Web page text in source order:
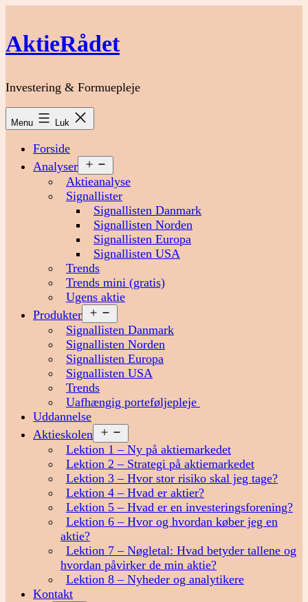
indhold
AktieRådet
Investering & Formuepleje
Menu Luk
Forside
Analyser
menu
Aktieanalyse
Signallister
Signallisten Danmark
Signallisten Norden
Signallisten Europa
Signallisten USA
Trends
Trends mini (gratis)
Ugens aktie
Produkter
menu
Signallisten Danmark
Signallisten Norden
Signallisten Europa
Signallisten USA
Trends
Uafhængig porteføljepleje
Uddannelse
Aktieskolen
menu
Lektion 1 – Ny på aktiemarkedet
Lektion 2 – Strategi på aktiemarkedet
Lektion 3 – Hvor stor risiko skal jeg tage?
Lektion 4 – Hvad er aktier?
Lektion 5 – Hvad er en investeringsforening?
Lektion 6 – Hvor og hvordan køber jeg en
aktie?
Lektion 7 – Nøgletal: Hvad betyder tallene og
hvordan påvirker de min aktie?
Lektion 8 – Nyheder og analytikere
Kontakt